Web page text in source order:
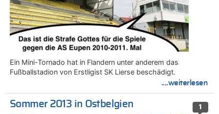
Ein Mini-Tornado hat in Flandern unter anderem das
Fußballstadion von Erstligist SK Lierse beschädigt.
....weiterlesen
1
Sommer 2013 in Ostbelgien